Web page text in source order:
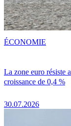
La zone euro résiste
croissance de 0,4 %
30.07.2026
ÉCONOMIE